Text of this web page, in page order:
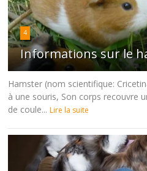
4
Informations sur le
Hamster (nom scientifique:
à une souris, Son corps recouvre
de coule... Lire la suite